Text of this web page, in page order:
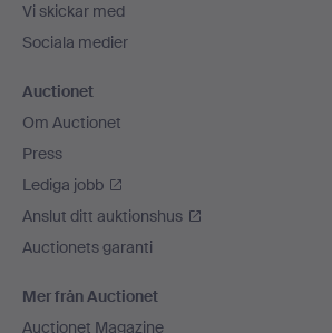
Vi skickar med
Sociala medier
Auctionet
Om Auctionet
Press
Lediga jobb
Anslut ditt auktionshus
Auctionets garanti
Mer från Auctionet
Auctionet Magazine